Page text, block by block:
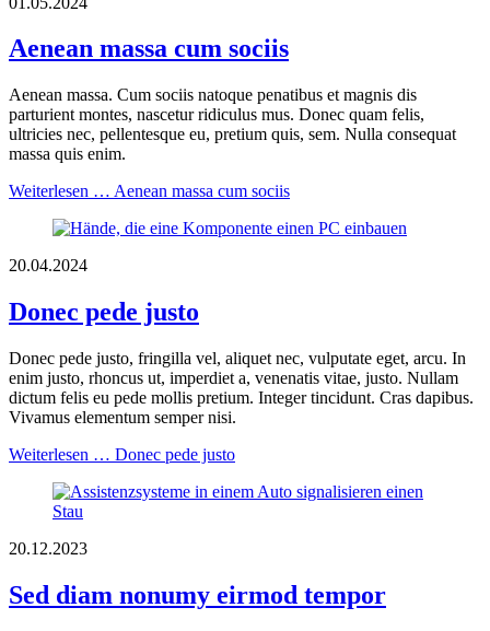
Aenean massa cum sociis
Aenean massa. Cum sociis natoque penatibus et magnis dis
parturient montes, nascetur ridiculus mus. Donec quam felis,
ultricies nec, pellentesque eu, pretium quis, sem. Nulla consequat
massa quis enim.
Weiterlesen … Aenean massa cum sociis
20.04.2024
Donec pede justo
Donec pede justo, fringilla vel, aliquet nec, vulputate eget, arcu. In
enim justo, rhoncus ut, imperdiet a, venenatis vitae, justo. Nullam
dictum felis eu pede mollis pretium. Integer tincidunt. Cras dapibus.
Vivamus elementum semper nisi.
Weiterlesen … Donec pede justo
20.12.2023
Sed diam nonumy eirmod tempor